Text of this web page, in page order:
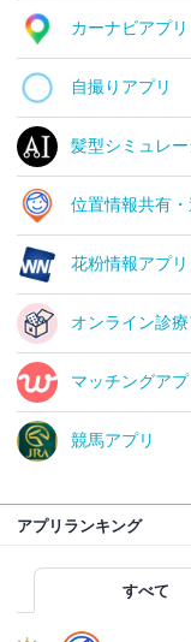
カーナビアプリ
自撮りアプリ
髪型シミュレ
位置情報共有
花粉情報アプリ
オンライン診療
マッチングアプ
競馬アプリ
アプリランキング
すべて